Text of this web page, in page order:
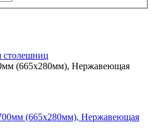
столешниц
(665х280мм), Нержавеющая